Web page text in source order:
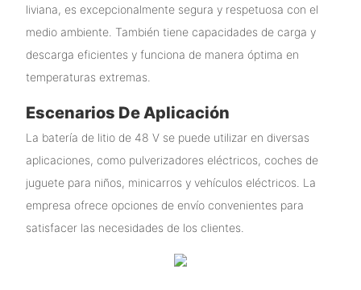
liviana, es excepcionalmente segura y respetuosa con el
medio ambiente. También tiene capacidades de carga y
descarga eficientes y funciona de manera óptima en
temperaturas extremas.
Escenarios De Aplicación
La batería de litio de 48 V se puede utilizar en diversas
aplicaciones, como pulverizadores eléctricos, coches de
juguete para niños, minicarros y vehículos eléctricos. La
empresa ofrece opciones de envío convenientes para
satisfacer las necesidades de los clientes.